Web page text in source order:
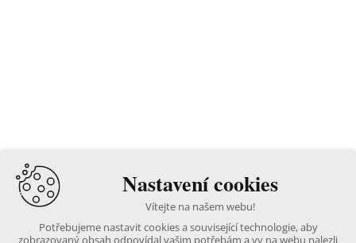
Nastavení cookies
Vítejte na našem webu!
Potřebujeme nastavit cookies a související technologie, aby
zobrazovaný obsah odpovídal vašim potřebám a vy na webu nalezli